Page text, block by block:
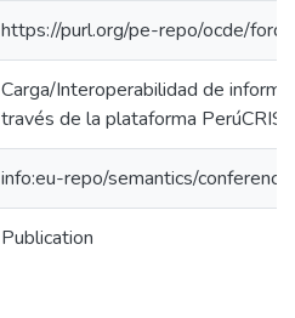
https://purl.org/pe-repo/ocde/
Carga/Interoperabilidad de
través de la plataforma PerúCRIS
info:eu-repo/semantics/
Publication